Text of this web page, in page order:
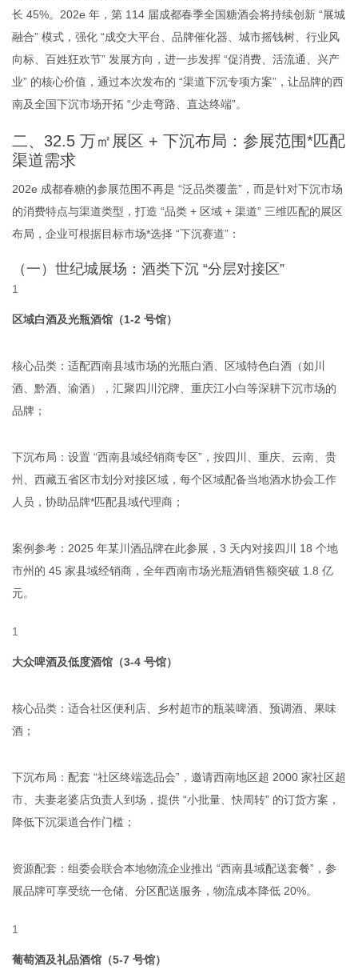
长 45%。202e 年，第 114 届成都春季全国糖酒会将持续创新 “展城
融合” 模式，强化 “成交大平台、品牌催化器、城市摇钱树、行业风
向标、百姓狂欢节” 发展方向，进一步发挥 “促消费、活流通、兴产
业” 的核心价值，通过本次发布的 “渠道下沉专项方案”，让品牌的西
南及全国下沉市场开拓 “少走弯路、直达终端”。
二、32.5 万㎡展区 + 下沉布局：参展范围*匹配
渠道需求
202e 成都春糖的参展范围不再是 “泛品类覆盖”，而是针对下沉市场
的消费特点与渠道类型，打造 “品类 + 区域 + 渠道” 三维匹配的展区
布局，企业可根据目标市场*选择 “下沉赛道”：
（一）世纪城展场：酒类下沉 “分层对接区”
区域白酒及光瓶酒馆（1-2 号馆）
核心品类：适配西南县域市场的光瓶白酒、区域特色白酒（如川
酒、黔酒、渝酒），汇聚四川沱牌、重庆江小白等深耕下沉市场的
品牌；
下沉布局：设置 “西南县域经销商专区”，按四川、重庆、云南、贵
州、西藏五省区市划分对接区域，每个区域配备当地酒水协会工作
人员，协助品牌*匹配县域代理商；
案例参考：2025 年某川酒品牌在此参展，3 天内对接四川 18 个地
市州的 45 家县域经销商，全年西南市场光瓶酒销售额突破 1.8 亿
元。
大众啤酒及低度酒馆（3-4 号馆）
核心品类：适合社区便利店、乡村超市的瓶装啤酒、预调酒、果味
酒；
下沉布局：配套 “社区终端选品会”，邀请西南地区超 2000 家社区超
市、夫妻老婆店负责人到场，提供 “小批量、快周转” 的订货方案，
降低下沉渠道合作门槛；
资源配套：组委会联合本地物流企业推出 “西南县域配送套餐”，参
展品牌可享受统一仓储、分区配送服务，物流成本降低 20%。
葡萄酒及礼品酒馆（5-7 号馆）